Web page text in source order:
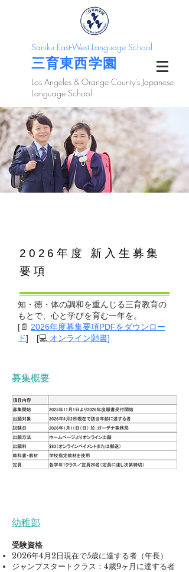
三育東西学園
Los Angeles & Orange County's Japanese
Language School
Saniku East-West Language School
2026年度 新入生募集
要項
知・徳・体の調和を重んじる三育教育の
もとで、心と学びを育む一年を。
[📄 2026年度募集要項PDFをダウンロー
ド] [💻 オンライン願書]
募集概要
幼稚部
受験資格
2026年4月2日現在で5歳に達する者（年長）
ジャンプスタートクラス：4歳9ヶ月に達する者